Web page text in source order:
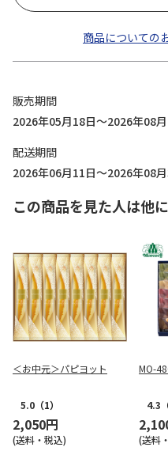
商品についての
販売期間
2026年05月18日～2026年08
配送期間
2026年06月11日～2026年08
この商品を見た人は他
＜お中元＞パピヨット
5.0 （1）
2,050円
(送料・税込)
MO-
4.3
(送料